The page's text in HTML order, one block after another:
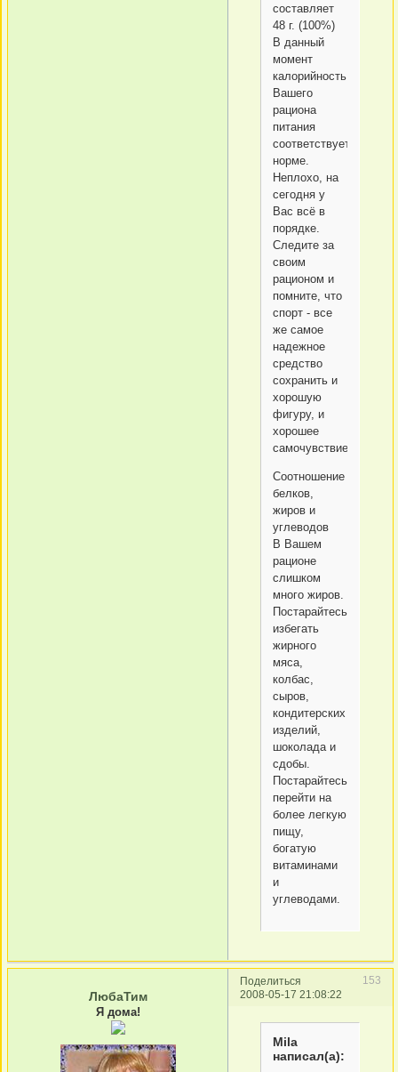
составляет
48 г. (100%)
В данный
момент
калорийность
Вашего
рациона
питания
соответствует
норме.
Неплохо, на
сегодня у
Вас всё в
порядке.
Следите за
своим
рационом и
помните, что
спорт - все
же самое
надежное
средство
сохранить и
хорошую
фигуру, и
хорошее
самочувствие.
Соотношение
белков,
жиров и
углеводов
В Вашем
рационе
слишком
много жиров.
Постарайтесь
избегать
жирного
мяса,
колбас,
сыров,
кондитерских
изделий,
шоколада и
сдобы.
Постарайтесь
перейти на
более легкую
пищу,
богатую
витаминами
и
углеводами.
Поделиться
153
2008-05-17 21:08:22
ЛюбаТим
Я дома!
Mila
написал(а):